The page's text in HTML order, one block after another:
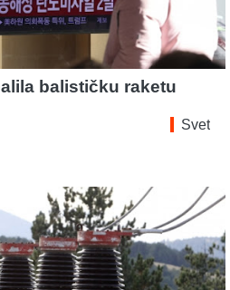
balističku raketu
Svet